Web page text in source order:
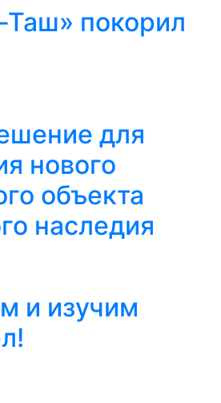
покорил
для
нового
объекта
наследия
и изучим